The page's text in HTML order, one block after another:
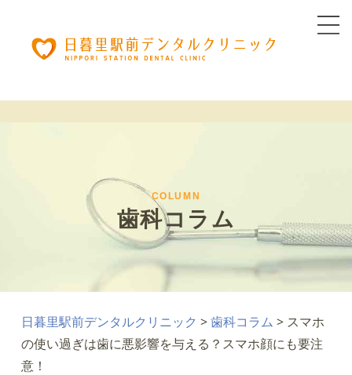
COLUMN
歯科コラム
日暮里駅前デンタルクリニック >歯科コラム > スマホ
の使い過ぎは歯に悪影響を与える？スマホ顔にも要注
意！